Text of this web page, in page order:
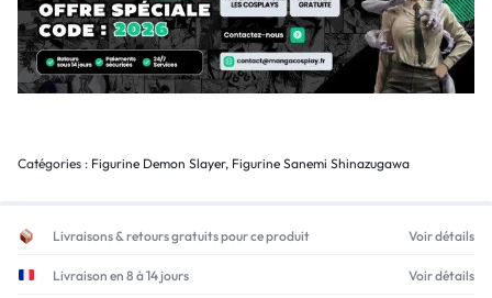
Catégories : Figurine Demon Slayer, Figurine Sanemi Shinazugawa
Livraisons & retours gratuits pour ce produit Voir détails
Livraison en 8 à 14 jours Voir détails